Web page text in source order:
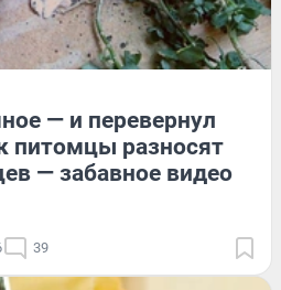
— и перевернул
питомцы разносят
— забавное видео
39